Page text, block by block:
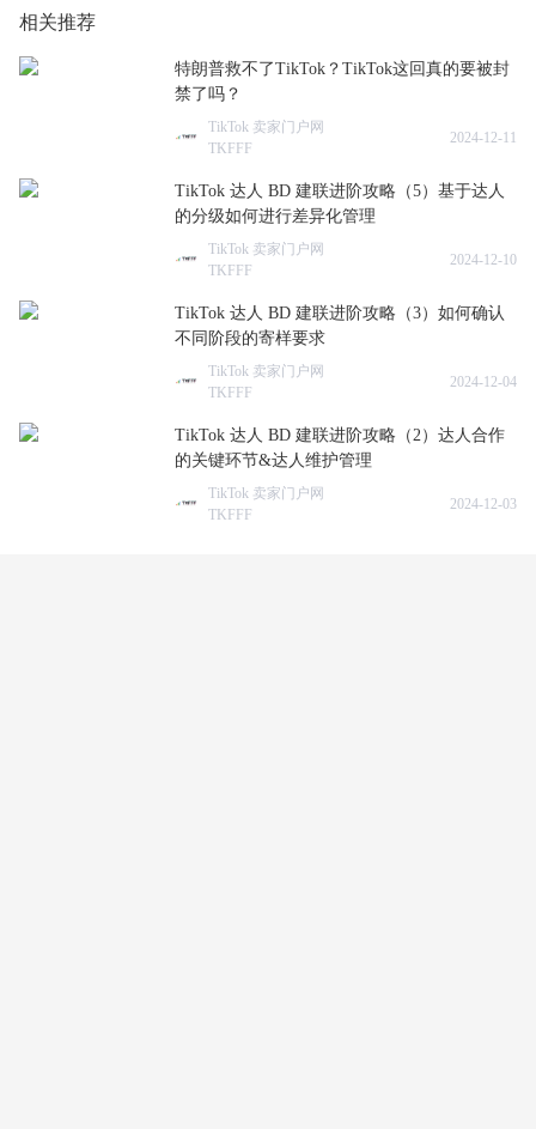
相关推荐
特朗普救不了TikTok？TikTok这回真的要被封
禁了吗？
TikTok 卖家门户网
TKFFF
2024-12-11
TikTok 达人 BD 建联进阶攻略（5）基于达人
的分级如何进行差异化管理
TikTok 卖家门户网
TKFFF
2024-12-10
TikTok 达人 BD 建联进阶攻略（3）如何确认
不同阶段的寄样要求
TikTok 卖家门户网
TKFFF
2024-12-04
TikTok 达人 BD 建联进阶攻略（2）达人合作
的关键环节&达人维护管理
TikTok 卖家门户网
TKFFF
2024-12-03